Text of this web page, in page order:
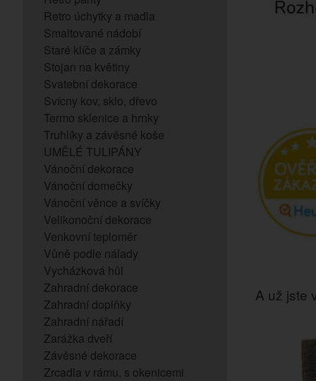
Retro úchytky a madla
Smaltované nádobí
Staré klíče a zámky
Stojan na květiny
Svatební dekorace
Svícny kov, sklo, dřevo
Termo sklenice a hrnky
Truhlíky a závěsné koše
UMĚLÉ TULIPÁNY
Vánoční dekorace
Vánoční domečky
Vánoční věnce a svíčky
Velikonoční dekorace
Venkovní teploměr
Vůně podle nálady
Vycházková hůl
Zahradní dekorace
Zahradní doplňky
Zahradní nářadí
Zarážka dveří
Závěsné dekorace
Zrcadla v rámu, s okenicemi
A už jste